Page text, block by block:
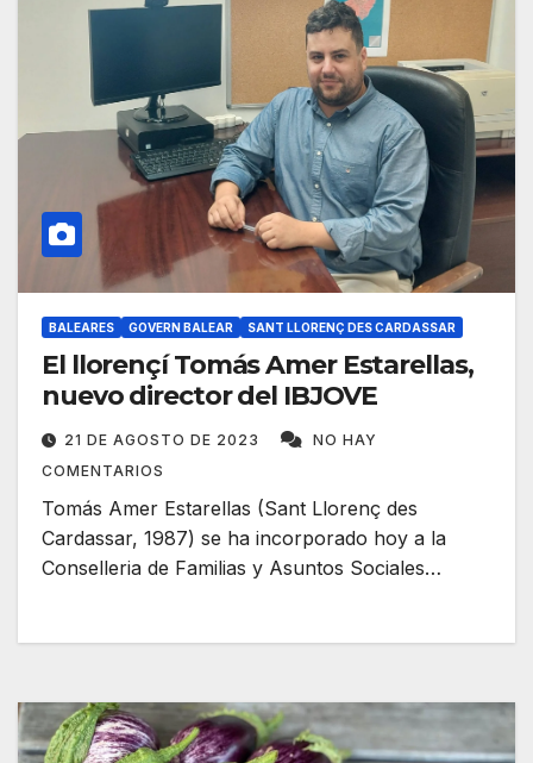
BALEARES GOVERN BALEAR SANT LLORENÇ DES CARDASSAR
El llorençí Tomás Amer Estarellas,
nuevo director del IBJOVE
21 DE AGOSTO DE 2023
NO HAY
COMENTARIOS
Tomás Amer Estarellas (Sant Llorenç des
Cardassar, 1987) se ha incorporado hoy a la
Conselleria de Familias y Asuntos Sociales…